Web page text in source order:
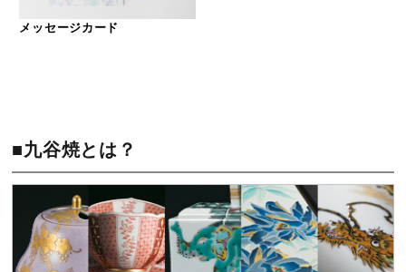
メッセージカード
■九谷焼とは？